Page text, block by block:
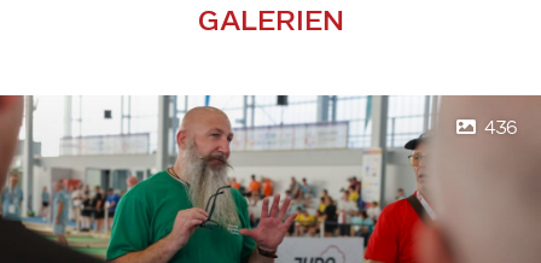
GALERIEN
436